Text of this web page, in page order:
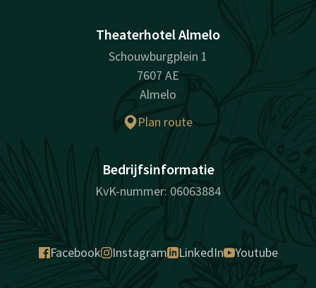
Theaterhotel Almelo
Schouwburgplein 1
7607 AE
Almelo
Plan route
Bedrijfsinformatie
KvK-nummer: 06063884
Facebook Instagram LinkedIn Youtube